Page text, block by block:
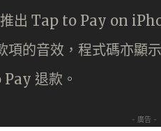
出 Tap to Pay on
項的音效，程式碼亦
退款。
- 廣告 -